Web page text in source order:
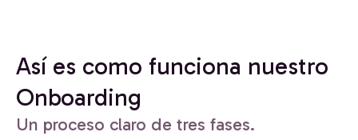
Así es como funciona nuestro
Onboarding
Un proceso claro de tres fases.